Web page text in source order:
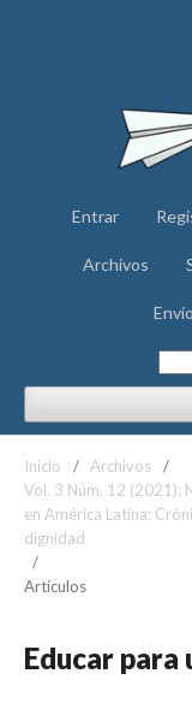
Entrar
Archivos
Inicio / Archivos
/
Vol. 3 Núm. 12 (2021):
en América Latina:
dignidad
/
Artículos
Educar para